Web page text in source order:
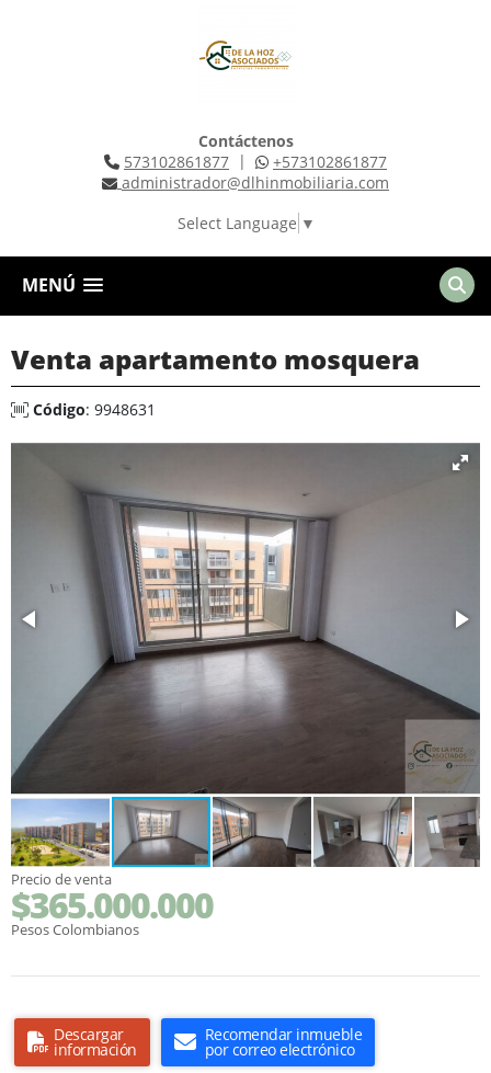
Contáctenos
573102861877 |
+573102861877
administrador@dlhinmobiliaria.com
Select Language ▼
MENÚ
Venta apartamento mosquera
Código: 9948631
Precio de venta
$365.000.000
Pesos Colombianos
Descargar
información
Recomendar inmueble
por correo electrónico